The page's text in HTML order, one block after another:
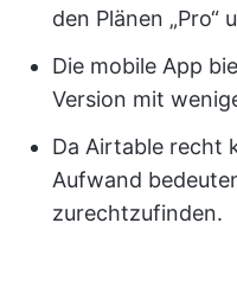
den Plänen „Pro“
Die mobile App
Version mit
Da Airtable recht
Aufwand
zurechtzufinden.